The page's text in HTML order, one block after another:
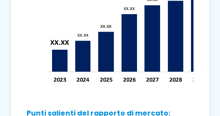
Punti salienti del rapporto di mercato: